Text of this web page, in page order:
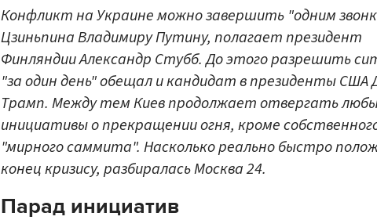
Конфликт на Украине можно завершить "одним
Цзиньпина Владимиру Путину, полагает президент
Финляндии Александр Стубб. До этого разрешить
"за один день" обещал и кандидат в президенты США
Трамп. Между тем Киев продолжает отвергать
инициативы о прекращении огня, кроме
"мирного саммита". Насколько реально быстро
конец кризису, разбиралась Москва 24.
Парад инициатив